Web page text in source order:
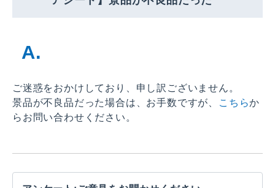
ご迷惑をおかけしており、申し訳ございません。
景品が不良品だった場合は、お手数ですが、
こちらか
らお問い合わせください。